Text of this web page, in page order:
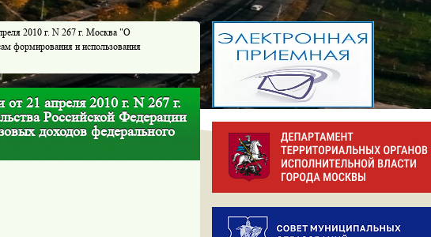
2010 г. N 267 г. Москва "О
формирования и использования
21 апреля 2010 г. N 267 г.
Российской Федерации
доходов федерального